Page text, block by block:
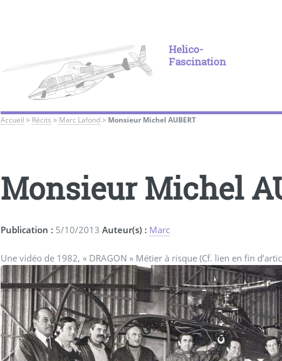
Helico-
Fascination
Accueil > Récits > Marc Lafond> Monsieur Michel AUBERT
Monsieur Michel
Publication : 5/10/2013Auteur(s) : Marc
Une vidéo de 1982, « DRAGON » Métier à risque (Cf. lien en fin